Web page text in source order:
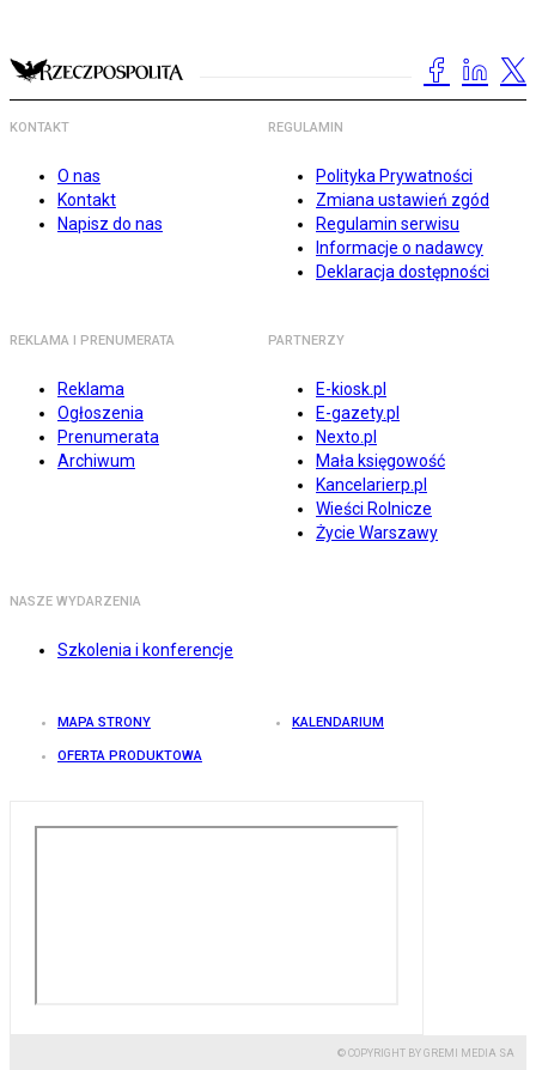
KONTAKT
O nas
Kontakt
Napisz do nas
REGULAMIN
Polityka Prywatności
Zmiana ustawień zgód
Regulamin serwisu
Informacje o nadawcy
Deklaracja dostępności
REKLAMA I PRENUMERATA
Reklama
Ogłoszenia
Prenumerata
Archiwum
PARTNERZY
E-kiosk.pl
E-gazety.pl
Nexto.pl
Mała księgowość
Kancelarierp.pl
Wieści Rolnicze
Życie Warszawy
NASZE WYDARZENIA
Szkolenia i konferencje
MAPA STRONY KALENDARIUM
OFERTA PRODUKTOWA
© COPYRIGHT BY GREMI MEDIA SA